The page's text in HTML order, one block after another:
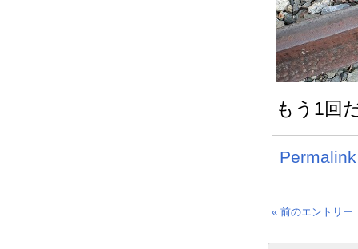
もう1回
Permalink
« 前のエントリー